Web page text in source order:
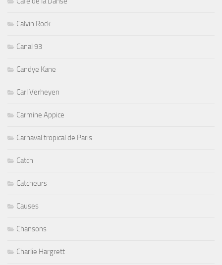
Calvin Rock
Canal 93
Candye Kane
Carl Verheyen
Carmine Appice
Carnaval tropical de Paris
Catch
Catcheurs
Causes
Chansons
Charlie Hargrett